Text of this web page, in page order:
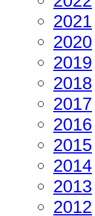
2021
2020
2019
2018
2017
2016
2015
2014
2013
2012